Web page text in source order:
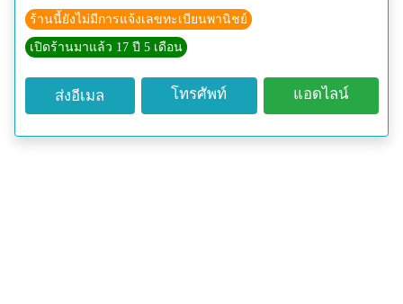
เนื้อแดง หรือกระดูกหมูจำนวนเล็กน้อย ปรุงแต่งรสชาติ
อ่อนๆ คล้ายน้ำชุปใสรับประทานได้ทั้งเนื้อและน้ำวันละ
ครั้ง ครั้งละ 1 ถ้วย จะช่วยทำให้ร่างกายแข็งแรง หาย
อ่อนเพลีย เป็นยาโป๊ดีนัก
ส่วน ตำรายาแผนไทยเรียก “กิมเจ็ง” ว่า “ว่านกิมเจ็ง”
ร้านนี้ยังไม่มีการแจ้งเลขทะเบียนพานิชย์
เปิดร้านมาแล้ว 17 ปี 5 เดือน
ส่งอีเมล โทรศัพท์ แอดไลน์